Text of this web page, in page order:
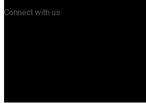
Connect with us